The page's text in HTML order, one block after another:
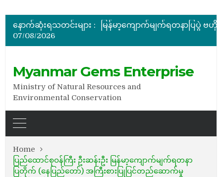
နောက်ဆုံးရသတင်းများ :
07/08/2026
Myanmar Gems Enterprise
Ministry of Natural Resources and
Environmental Conservation
Home
ပြည်ထောင်စုဝန်ကြီး ဦးဆန်းဦး မြန်မာ့ကျောက်မျက်ရတနာ
ပြတိုက် (နေပြည်တော်) အကြီးစားပြုပြင်တည်ဆောက်မှု